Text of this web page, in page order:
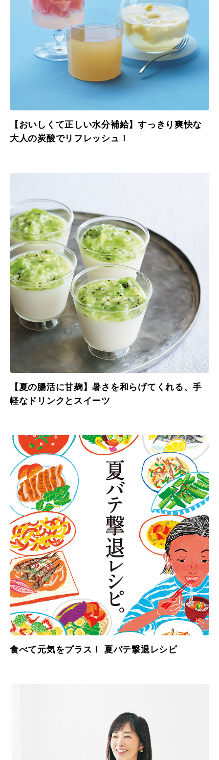
【おいしくて正しい水分補給】すっきり爽快な
大人の炭酸でリフレッシュ！
【夏の腸活に甘麹】暑さを和らげてくれる、手
軽なドリンクとスイーツ
食べて元気をプラス！ 夏バテ撃退レシピ